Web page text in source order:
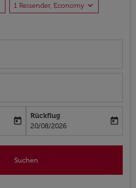
1 Reisender, Economy expand_more
date-aria-label
today
Rückflug
fc-booking-return-date-aria-label
20/08/2026
today
Suchen